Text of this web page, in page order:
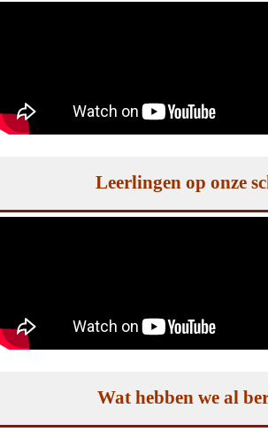
Leerlingen op onze
Wat hebben we al